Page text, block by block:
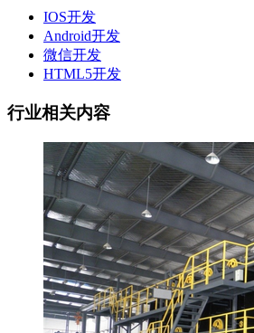
IOS开发
Android开发
微信开发
HTML5开发
行业相关内容